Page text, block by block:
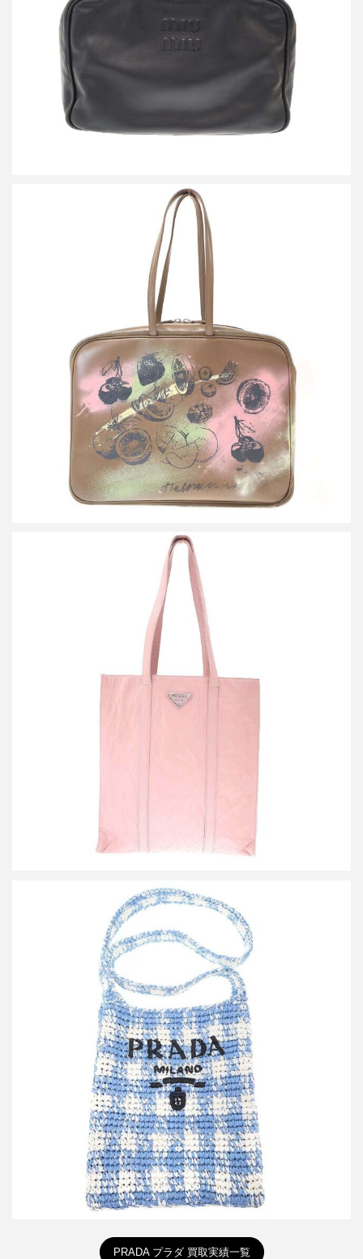
詳しく見る
ミナペルホネン×ポーター by SPOLOGUM siemen bag ペイントレ
ザーバッグ
買取金額54,000円
詳しく見る
プラダ リンクル レザートートバッグ
買取金額42,000円
プラダ ラフィアショルダーバッグ 1BC184
買取金額45,000円
詳しく見る
PRADA プラダ 買取実績一覧